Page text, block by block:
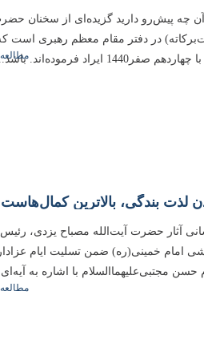
آن چه پیش‌رو دارید گزیده‌ای از سخنان
در دفتر مقام معظم رهبری است
لذت بندگی، بالاترین کمال‌هاست
آثار حضرت آیت‌الله مصباح یزدی، رئیس
امام خمینی(ره) ضمن تسلیت ایام
مجتبی‌علیهماالسلام با اشاره به آیه‌ای